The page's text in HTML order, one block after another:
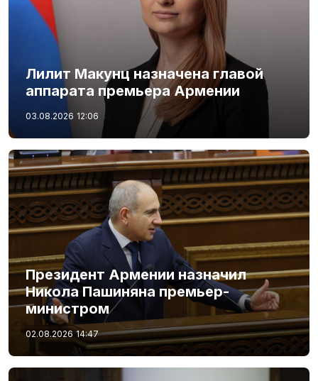
Лилит Макунц назначена главой
аппарата премьера Армении
03.08.2026 12:06
Президент Армении назначил
Никола Пашиняна премьер-
министром
02.08.2026 14:47